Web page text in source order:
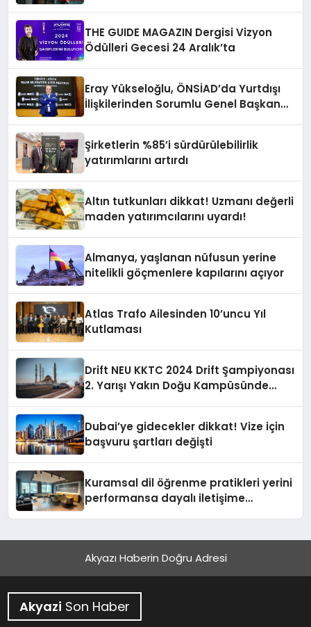
THE GUIDE MAGAZIN Dergisi Vizyon
Ödülleri Gecesi 24 Aralık’ta
Eray Yükseloğlu, ÖNSİAD’da Yurtdışı
İlişkilerinden Sorumlu Genel Başkan
Şirketlerin %85’i sürdürülebilirlik
yatırımlarını artırdı
Altın tutkunları dikkat! Uzmanı değerli
maden yatırımcılarını uyardı!
Almanya, yaşlanan nüfusun yerine
nitelikli göçmenlere kapılarını açıyor
Atlas Trafo Ailesinden 10’uncu Yıl
Kutlaması
Drift NEU KKTC 2024 Drift Şampiyonası
2. Yarışı Yakın Doğu Kampüsünde
Dubai’ye gidecekler dikkat! Vize için
başvuru şartları değişti
Kuramsal dil öğrenme pratikleri yerini
performansa dayalı iletişime
Akyazı Haberin Doğru Adresi
Akyazi Son Haber